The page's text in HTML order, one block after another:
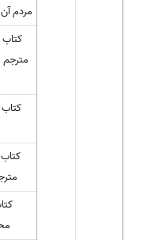
مردم
کتاب
مترجم